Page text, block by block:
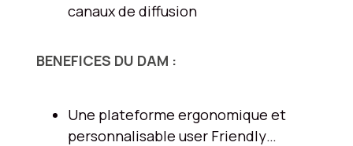
canaux de diffusion
BENEFICES DU DAM :
Une plateforme ergonomique et
personnalisable user Friendly…​